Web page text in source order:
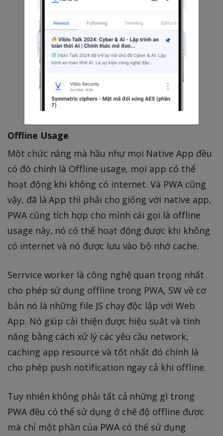
Offline Usage
Một chức năng mà hầu như mọi Native App đều
có đó chính là Offline usage, mọi app có thể
hoạt động khi không có internet. Và PWA cũng
vậy, đã là App thì phải cho giống với native app,
PWA cũng tích hợp cho mình cái gọi là offline
usage này, nó có thể hoạt động được khi không
có internet và nó được lưu vào bộ nhớ cache.
Serrvice worker là công nghệ quan trọng nhất
cho phép sử dụng offline trong PWA, SW về cơ
bản nó là những file JS chạy độc lập với Web
App. Nó giúp cải thiện được hiệu suât và tính
năng bằng cách xử lý các yêu cầu network,
caching app resource và tốt nhất đó chính là
cho phép push notification ngay cả khi offline.
Tuy nhiên không phải tất cả những gì trong
PWA đều có thể sử dụng ở chế độ offline được
mà chỉ một phần của PWA có thể sử dụng